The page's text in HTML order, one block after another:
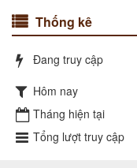
Thống kê
Đang truy cập
Hôm nay
Tháng hiện tại
Tổng lượt truy cập